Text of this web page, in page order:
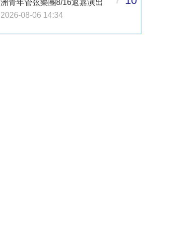
洲青年管弦樂團8/16返嘉演出
2026-08-06 14:34